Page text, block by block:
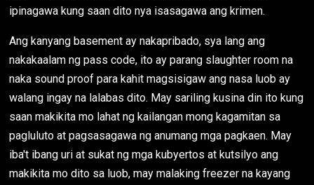
ipinagawa kung saan dito nya isasagawa ang krimen.
Ang kanyang basement ay nakapribado, sya lang ang
nakakaalam ng pass code, ito ay parang slaughter room na
naka sound proof para kahit magsisigaw ang nasa luob ay
walang ingay na lalabas dito. May sariling kusina din ito kung
saan makikita mo lahat ng kailangan mong kagamitan sa
pagluluto at pagsasagawa ng anumang mga pagkaen. May
iba't ibang uri at sukat ng mga kubyertos at kutsilyo ang
makikita mo dito sa luob, may malaking freezer na kayang